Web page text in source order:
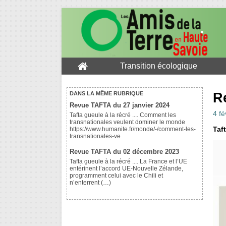
Transition écologique
DANS LA MÊME RUBRIQUE
Revue TAFTA du 27 janvier 2024
Tafta gueule à la récré .... Comment les
transnationales veulent dominer le monde
https://www.humanite.fr/monde/-/comment-les-
transnationales-ve
Revue TAFTA du 02 décembre 2023
Tafta gueule à la récré .... La France et l’UE
entérinent l’accord UE-Nouvelle Zélande,
programment celui avec le Chili et
n’enterrent (…)
4